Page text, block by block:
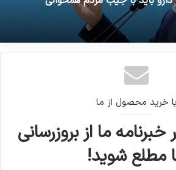
باید با جیب مردم همخوانی
جدا از دارو صادر شود
با خرید محصول از ما
ما از بروزرسانی
مطلع شوید!